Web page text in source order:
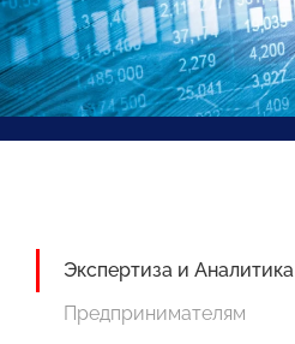
Экспертиза и Аналитика
Предпринимателям